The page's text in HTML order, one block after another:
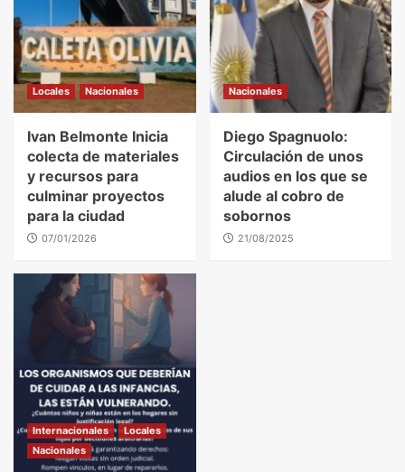
Locales Nacionales
Ivan Belmonte Inicia
colecta de materiales
y recursos para
culminar proyectos
para la ciudad
07/01/2026
Nacionales
Diego Spagnuolo:
Circulación de unos
audios en los que se
alude al cobro de
sobornos
21/08/2025
Internacionales
Locales
Nacionales